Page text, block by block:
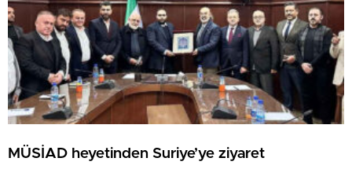
MÜSİAD heyetinden Suriye’ye ziyaret